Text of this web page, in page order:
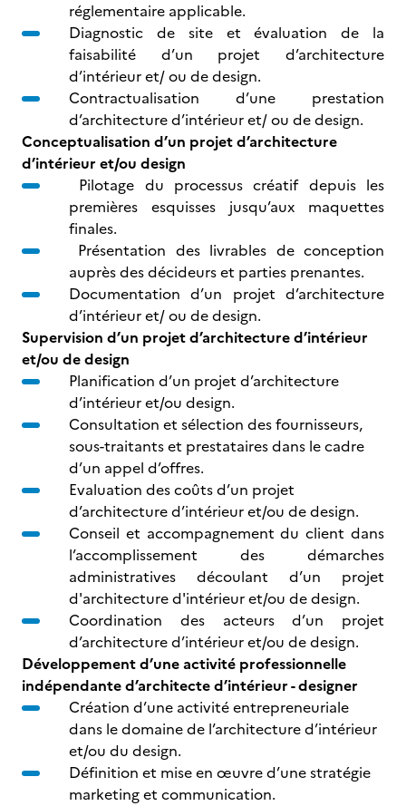
réglementaire applicable.
Diagnostic de site et évaluation de la
faisabilité d’un projet d’architecture
d’intérieur et/ ou de design.
Contractualisation d’une prestation
d’architecture d’intérieur et/ ou de design.
Conceptualisation d’un projet d’architecture
d’intérieur et/ou design
Pilotage du processus créatif depuis les
premières esquisses jusqu’aux maquettes
finales.
Présentation des livrables de conception
auprès des décideurs et parties prenantes.
Documentation d’un projet d’architecture
d’intérieur et/ ou de design.
Supervision d’un projet d’architecture d’intérieur
et/ou de design
Planification d’un projet d’architecture
d’intérieur et/ou design.
Consultation et sélection des fournisseurs,
sous-traitants et prestataires dans le cadre
d’un appel d’offres.
Evaluation des coûts d’un projet
d’architecture d’intérieur et/ou de design.
Conseil et accompagnement du client dans
l’accomplissement des démarches
administratives découlant d’un projet
d'architecture d'intérieur et/ou de design.
Coordination des acteurs d’un projet
d’architecture d’intérieur et/ou de design.
Développement d’une activité professionnelle
indépendante d’architecte d’intérieur - designer
Création d’une activité entrepreneuriale
dans le domaine de l’architecture d’intérieur
et/ou du design.
Définition et mise en œuvre d’une stratégie
marketing et communication.